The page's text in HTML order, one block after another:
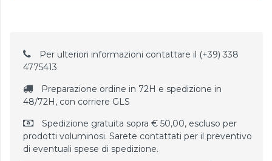
Per ulteriori informazioni contattare il (+39) 338
4775413
Preparazione ordine in 72H e spedizione in
48/72H, con corriere GLS
Spedizione gratuita sopra € 50,00, escluso per
prodotti voluminosi. Sarete contattati per il preventivo
di eventuali spese di spedizione.